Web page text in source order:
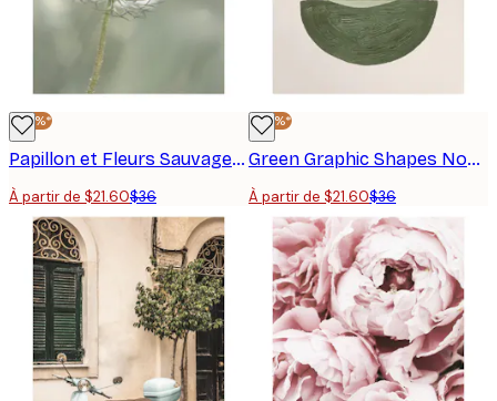
-40%*
Papillon et Fleurs Sauvages Poster
À partir de $21.60$36
-40%*
Green Graphic Shapes No2 Affiche
À partir de $21.60$36